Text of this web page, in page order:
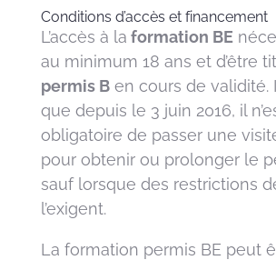
Conditions d’accès et financement
L’accès à la formation BE
au minimum 18 ans et d’être
permis Ben cours de validité.
que depuis le 3 juin 2016, il
obligatoire de passer une
pour obtenir ou prolonger le
sauf lorsque des restrictions
l’exigent.
La formation permis BE peut